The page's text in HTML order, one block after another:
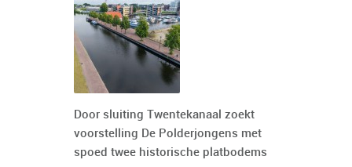
Door sluiting Twentekanaal zoekt
voorstelling De Polderjongens met
spoed twee historische platbodems